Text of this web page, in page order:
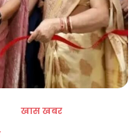
खास खबर